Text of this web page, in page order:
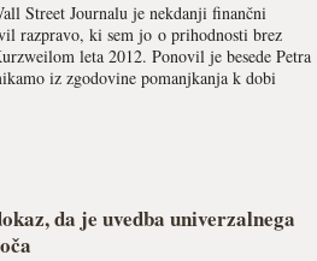
Street Journalu je nekdanji finančni
razpravo, ki sem jo o prihodnosti brez
leta 2012. Ponovil je besede Petra
iz zgodovine pomanjkanja k dobi
da je uvedba univerzalnega